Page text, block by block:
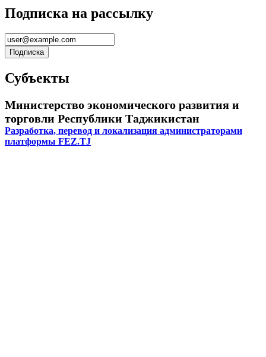
Подписка на рассылку
Субъекты
Министерство экономического развития и
торговли Республики Таджикистан
Разработка, перевод и локализация администраторами
платформы FEZ.TJ